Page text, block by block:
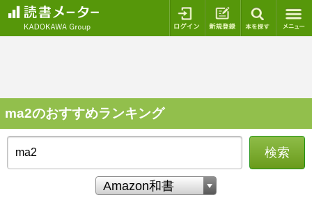
ログイン 新規登録
ma2のおすすめランキング
検索